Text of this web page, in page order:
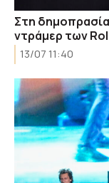
Στη δημοπρασία
ντράμερ των
13/07 11:40